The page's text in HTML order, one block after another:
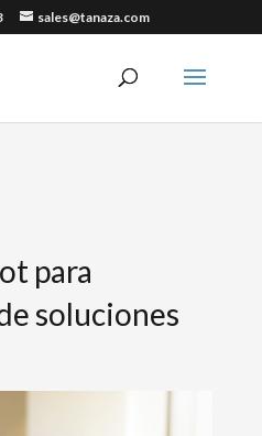
sales@tanaza.com
para
soluciones